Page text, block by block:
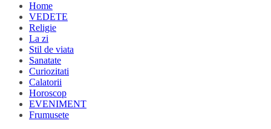
Home
VEDETE
Religie
La zi
Stil de viata
Sanatate
Curiozitati
Calatorii
Horoscop
EVENIMENT
Frumusete